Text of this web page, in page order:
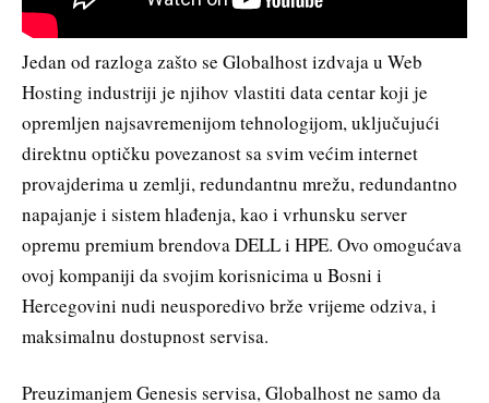
Jedan od razloga zašto se Globalhost izdvaja u Web
Hosting industriji je njihov vlastiti data centar koji je
opremljen najsavremenijom tehnologijom, uključujući
direktnu optičku povezanost sa svim većim internet
provajderima u zemlji, redundantnu mrežu, redundantno
napajanje i sistem hlađenja, kao i vrhunsku server
opremu premium brendova DELL i HPE. Ovo omogućava
ovoj kompaniji da svojim korisnicima u Bosni i
Hercegovini nudi neusporedivo brže vrijeme odziva, i
maksimalnu dostupnost servisa.
Preuzimanjem Genesis servisa, Globalhost ne samo da